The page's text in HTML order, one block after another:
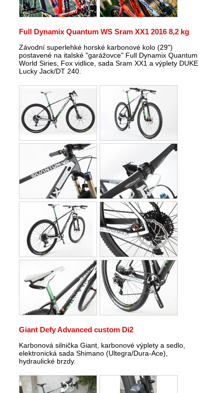
Full Dynamix Quantum WS Sram XX1 2016 8,2 kg
Závodní superlehké horské karbonové kolo (29")
postavené na italské "garážovce" Full Dynamix Quantum
World Siries, Fox vidlice, sada Sram XX1 a výplety DUKE
Lucky Jack/DT 240.
Giant Defy Advanced custom Di2
Karbonová silnička Giant, karbonové výplety a sedlo,
elektronická sada Shimano (Ultegra/Dura-Ace),
hydraulické brzdy.